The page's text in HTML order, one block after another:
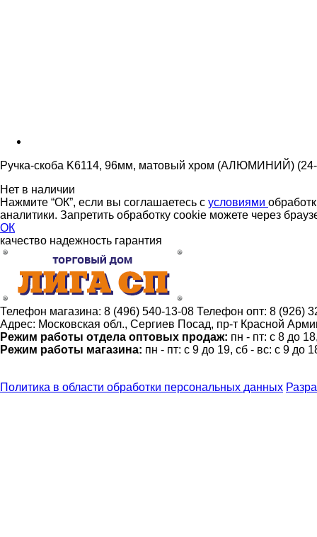
Ручка-скоба K6114, 96мм, матовый хром (АЛЮМИНИЙ) (24-
Нет в наличии
Нажмите “ОК”, если вы соглашаетесь с условиями
аналитики. Запретить обработку cookie можете через
ОК
качество надежность гарантия
Телефон магазина: 8 (496) 540-13-08 Телефон опт: 8 (926)
Адрес: Московская обл., Сергиев Посад, пр-т Красной
Режим работы отдела оптовых продаж: пн - пт: с 8 до
Режим работы магазина: пн - пт: с 9 до 19, сб - вс: с 9 до
Политика в области обработки персональных данных